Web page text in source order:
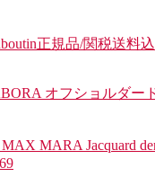
正規品/関税送料
オフショルダー
MARA Jacquard